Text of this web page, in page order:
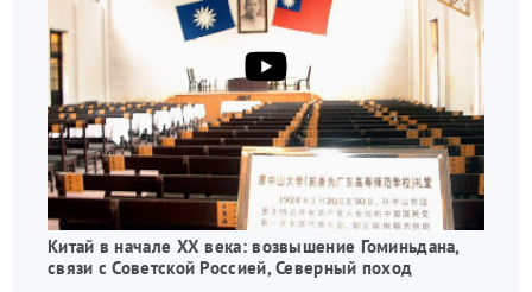
Китай в начале XX века: возвышение Гоминьдана,
связи с Советской Россией, Северный поход